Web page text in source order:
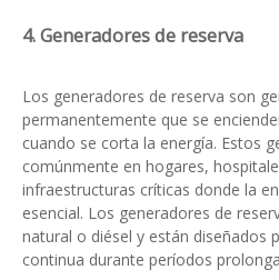
4. Generadores de reserva
Los generadores de reserva son
permanentemente que se
cuando se corta la energía. Estos
comúnmente en hogares,
infraestructuras críticas donde la
esencial. Los generadores de
natural o diésel y están diseñados
continua durante períodos